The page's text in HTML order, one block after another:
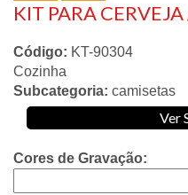
KIT PARA
Código: KT-90304
Cozinha
Subcategoria: camisetas
Ver
Cores de Gravação: